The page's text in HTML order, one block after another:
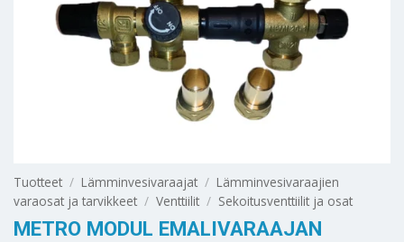
Tuotteet / Lämminvesivaraajat / Lämminvesivaraajien
varaosat ja tarvikkeet / Venttiilit / Sekoitusventtiilit ja osat
METRO MODUL EMALIVARAAJAN